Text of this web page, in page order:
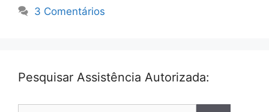
3 Comentários
Pesquisar Assistência Autorizada: